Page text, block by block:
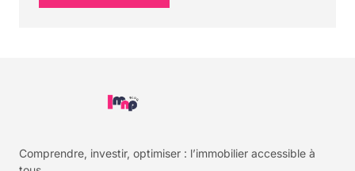
Comprendre, investir, optimiser : l’immobilier accessible à